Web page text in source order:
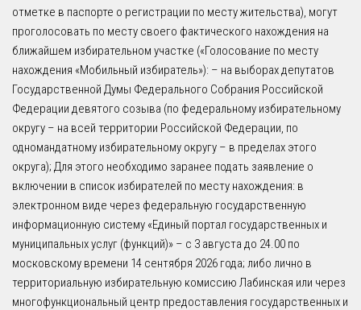
отметке в паспорте о регистрации по месту жительства), могут
проголосовать по месту своего фактического нахождения на
ближайшем избирательном участке («Голосование по месту
нахождения «Мобильный избиратель»): – на выборах депутатов
Государственной Думы Федерального Собрания Российской
Федерации девятого созыва (по федеральному избирательному
округу – на всей территории Российской Федерации, по
одномандатному избирательному округу – в пределах этого
округа); Для этого необходимо заранее подать заявление о
включении в список избирателей по месту нахождения: в
электронном виде через федеральную государственную
информационную систему «Единый портал государственных и
муниципальных услуг (функций)» – с 3 августа до 24.00 по
московскому времени 14 сентября 2026 года; либо лично в
территориальную избирательную комиссию Лабинская или через
многофункциональный центр предоставления государственных и